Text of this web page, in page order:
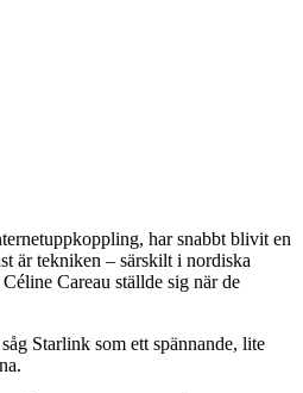
har snabbt blivit en
är tekniken – särskilt i nordiska
Careau ställde sig när de
Starlink som ett spännande, lite